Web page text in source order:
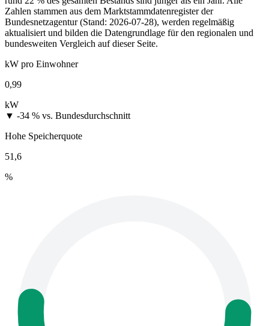
Zahlen stammen aus dem Marktstammdatenregister der
Bundesnetzagentur (Stand: 2026-07-28), werden regelmäßig
aktualisiert und bilden die Datengrundlage für den regionalen und
bundesweiten Vergleich auf dieser Seite.
kW pro Einwohner
0,99
kW
▼ -34 % vs. Bundesdurchschnitt
Hohe Speicherquote
51,6
%